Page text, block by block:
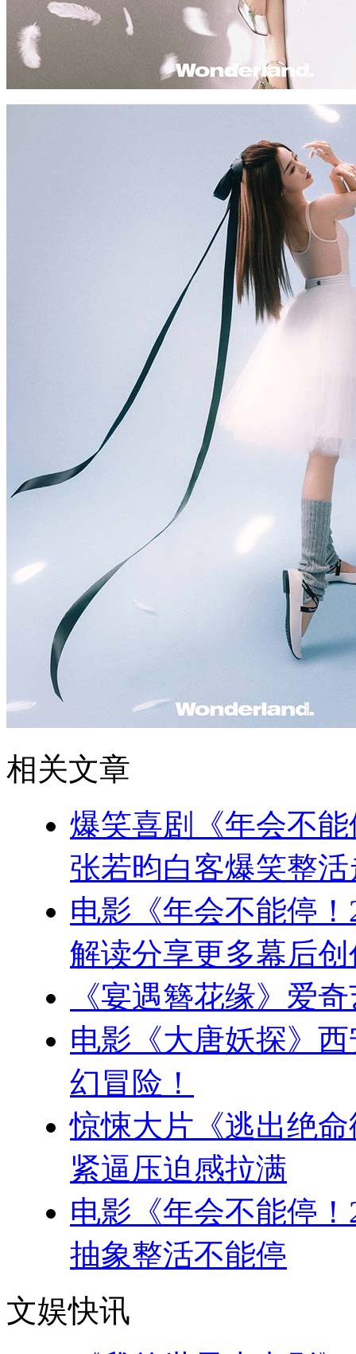
相关文章
爆笑喜剧《年会不
张若昀白客爆笑整
电影《年会不能停
解读分享更多幕后创
《宴遇簪花缘》爱
电影《大唐妖探》
幻冒险！
惊悚大片《逃出绝
紧逼压迫感拉满
电影《年会不能停
抽象整活不能停
文娱快讯